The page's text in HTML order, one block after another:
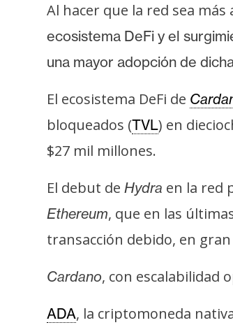
Al hacer que la red sea
ecosistema DeFi y el
una mayor adopción de
El ecosistema DeFi de
bloqueados (TVL) en
$27 mil millones.
El debut de Hydra en la red
Ethereum, que en las
transacción debido, en
Cardano, con escalabilidad
ADA, la criptomoneda